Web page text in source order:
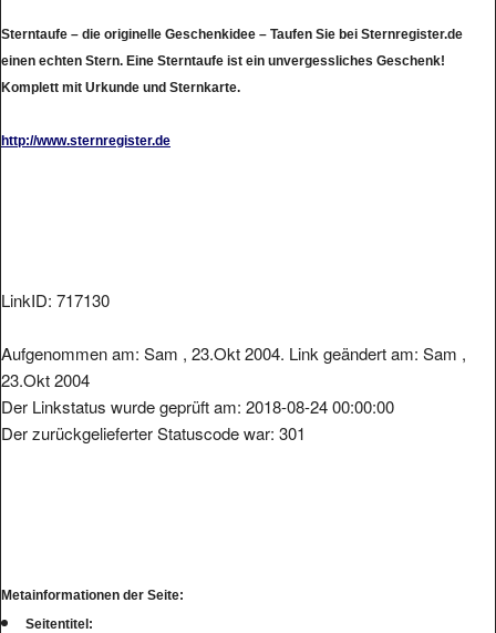
Sterntaufe – die originelle Geschenkidee – Taufen Sie bei Sternregister.de
einen echten Stern. Eine Sterntaufe ist ein unvergessliches Geschenk!
Komplett mit Urkunde und Sternkarte.
http://www.sternregister.de
LinkID: 717130
Aufgenommen am: Sam , 23.Okt 2004. Link geändert am: Sam ,
23.Okt 2004
Der Linkstatus wurde geprüft am: 2018-08-24 00:00:00
Der zurückgelieferter Statuscode war: 301
Metainformationen der Seite:
Seitentitel: